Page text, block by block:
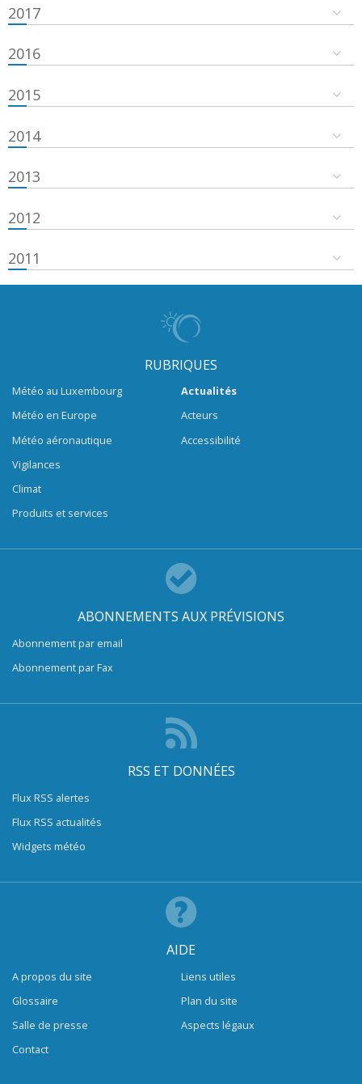
2017
2016
2015
2014
2013
2012
2011
RUBRIQUES
Météo au Luxembourg
Météo en Europe
Météo aéronautique
Vigilances
Climat
Produits et services
Actualités
Acteurs
Accessibilité
ABONNEMENTS AUX PRÉVISIONS
Abonnement par email
Abonnement par Fax
RSS ET DONNÉES
Flux RSS alertes
Flux RSS actualités
Widgets météo
AIDE
A propos du site
Glossaire
Salle de presse
Contact
Liens utiles
Plan du site
Aspects légaux